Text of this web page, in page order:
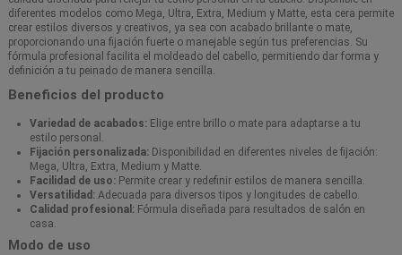
diferentes modelos como Mega, Ultra, Extra, Medium y Matte, esta cera permite
crear estilos diversos y creativos, ya sea con acabado brillante o mate,
proporcionando una fijación fuerte o manejable según tus preferencias. Su
fórmula profesional facilita el moldeado del cabello, permitiendo dar forma y
definición a tu peinado de manera sencilla.
Beneficios del producto
Variedad de acabados: Elige entre brillo o mate para adaptarse a tu
estilo personal.
Fijación personalizada: Disponibilidad en diferentes niveles de fijación:
Mega, Ultra, Extra, Medium y Matte.
Facilidad de uso: Permite crear y redefinir estilos de manera sencilla.
Versatilidad: Adecuada para diversos tipos y longitudes de cabello.
Calidad profesional: Fórmula diseñada para resultados de salón en
casa.
Modo de uso